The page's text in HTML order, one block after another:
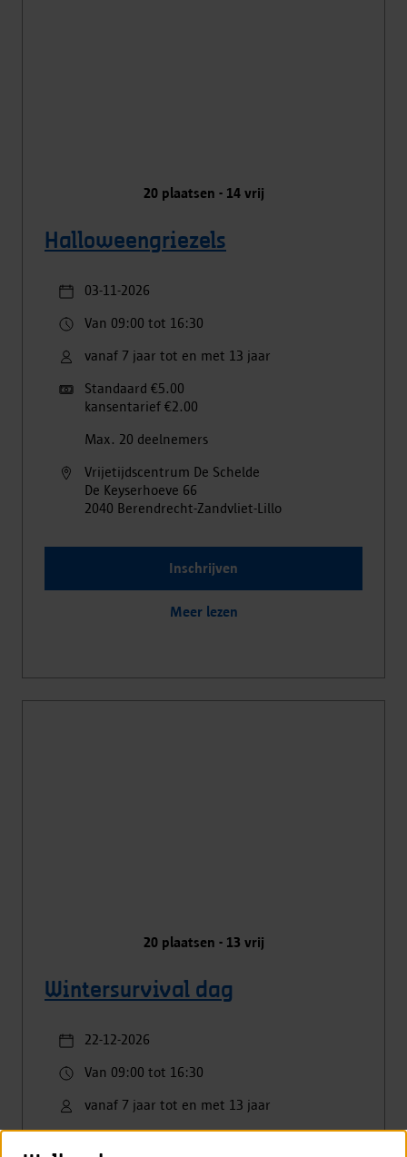
20plaatsen - 14vrij
Halloweengriezels
03-11-2026
Van 09:00 tot 16:30
vanaf 7 jaar tot en met 13 jaar
Standaard €5.00
kansentarief €2.00
Max. 20 deelnemers
Vrijetijdscentrum De Schelde
De Keyserhoeve 66
2040 Berendrecht-Zandvliet-Lillo
Inschrijven
Meer lezen
20plaatsen - 13 vrij
Wintersurvival dag
22-12-2026
Van 09:00 tot 16:30
vanaf 7 jaar tot en met 13 jaar